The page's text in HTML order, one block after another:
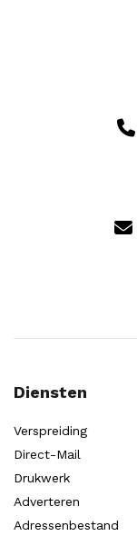
Diensten
Verspreiding
Direct-Mail
Drukwerk
Adverteren
Adressenbestand